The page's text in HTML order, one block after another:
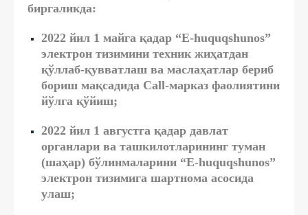
биргаликда:
2022 йил 1 майга қадар “E-huquqshunos”
электрон тизимини техник жиҳатдан
қўллаб-қувватлаш ва маслаҳатлар бериб
бориш мақсадида Сall-марказ фаолиятини
йўлга қўйиш;
2022 йил 1 августга қадар давлат
органлари ва ташкилотларининг туман
(шаҳар) бўлинмаларини “E-huquqshunos”
электрон тизимига шартнома асосида
улаш;